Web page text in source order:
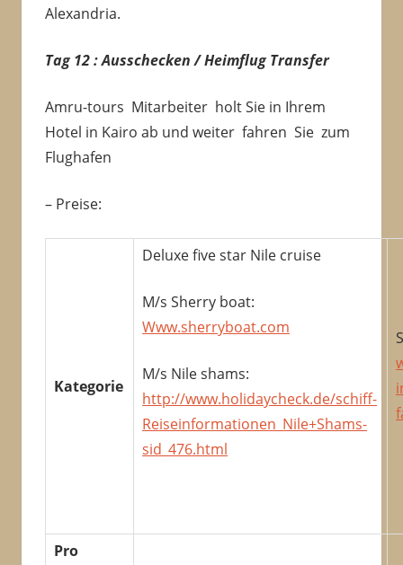
Alexandria.
Tag 12 : Ausschecken / Heimflug Transfer
Amru-tours Mitarbeiter holt Sie in Ihrem
Hotel in Kairo ab und weiter fahren Sie zum
Flughafen
– Preise:
Kategorie
Deluxe five star Nile cruise
M/s Sherry boat:
Www.sherryboat.com
M/s Nile shams:
http://www.holidaycheck.de/schiff-
Reiseinformationen_Nile+Shams-
sid_476.html
Pro